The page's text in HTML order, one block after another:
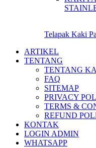
Telapak Kaki
ARTIKEL
TENTANG
TENTANG
FAQ
SITEMAP
PRIVACY
TERMS &
REFUND
KONTAK
LOGIN ADMIN
WHATSAPP